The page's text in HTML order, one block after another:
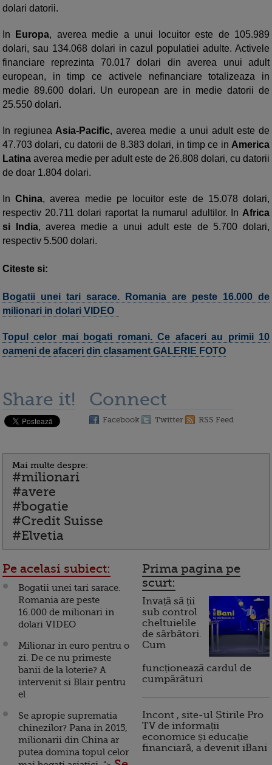
dolari datorii.
In Europa, averea medie a unui locuitor este de 105.989
dolari, sau 134.068 dolari in cazul populatiei adulte. Activele
financiare reprezinta 70.017 dolari din averea unui adult
european, in timp ce activele nefinanciare totalizeaza in
medie 89.600 dolari. Un european are in medie datorii de
25.550 dolari.
In regiunea Asia-Pacific, averea medie a unui adult este de
47.703 dolari, cu datorii de 8.383 dolari, in timp ce in America
Latina averea medie per adult este de 26.808 dolari, cu datorii
de doar 1.804 dolari.
InChina, averea medie pe locuitor este de 15.078 dolari,
respectiv 20.711 dolari raportat la numarul adultilor. In Africa
si India, averea medie a unui adult este de 5.700 dolari,
respectiv 5.500 dolari.
Citeste si:
Bogatii unei tari sarace. Romania are peste 16.000 de
milionari in dolari VIDEO
Topul celor mai bogati romani. Ce afaceri au primii 10
oameni de afaceri din clasament GALERIE FOTO
Share it! Connect
Facebook Twitter RSS Feed
Mai multe despre:
#milionari
#avere
#bogatie
#Credit Suisse
#Elvetia
Pe acelasi subiect:
Bogatii unei tari sarace.
Romania are peste
16.000 de milionari in
dolari VIDEO
Milionar in euro pentru o
zi. De ce nu primeste
banii de la loterie? A
intervenit si Blair pentru
el
Se apropie suprematia
chinezilor? Pana in 2015,
milionarii din China ar
putea domina topul celor
Prima pagina pe
scurt:
Invață să ții
sub control
cheltuielile
de sărbători.
Cum
funcționează cardul de
cumpărături
Incont , site-ul Știrile Pro
TV de informații
economice și educație
financiară, a devenit iBani